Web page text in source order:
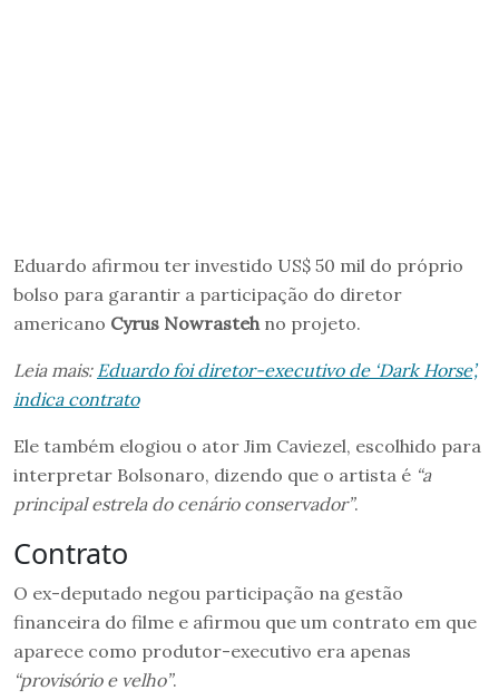
Eduardo afirmou ter investido US$ 50 mil do próprio
bolso para garantir a participação do diretor
americano Cyrus Nowrastehno projeto.
Leia mais: Eduardo foi diretor-executivo de ‘Dark Horse’,
indica contrato
Ele também elogiou o ator Jim Caviezel, escolhido para
interpretar Bolsonaro, dizendo que o artista é “a
principal estrela do cenário conservador”.
Contrato
O ex-deputado negou participação na gestão
financeira do filme e afirmou que um contrato em que
aparece como produtor-executivo era apenas
“provisório e velho”.